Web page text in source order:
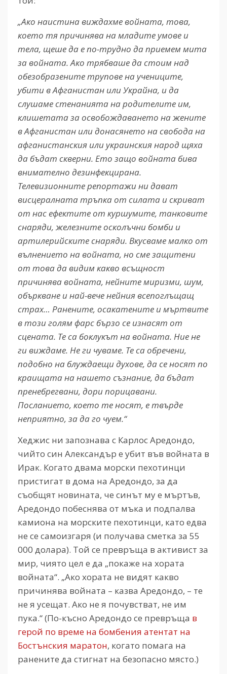
„Ако наистина виждахме войната, това,
което тя причинява на младите умове и
тела, щеше да е по-трудно да приемем мита
за войната. Ако трябваше да стоим над
обезобразените трупове на учениците,
убити в Афганистан или Украйна, и да
слушаме стенанията на родителите им,
клишетата за освобождаването на жените
в Афганистан или донасянето на свобода на
афганистанския или украинския народ щяха
да бъдат скверни. Ето защо войната бива
внимателно дезинфекцирана.
Телевизионните репортажи ни дават
висцералната тръпка от силата и скриват
от нас ефектите от куршумите, танковите
снаряди, железните осколъчни бомби и
артилерийските снаряди. Вкусваме малко от
вълнението на войната, но сме защитени
от това да видим какво всъщност
причинява войната, нейните миризми, шум,
объркване и най-вече нейния всепоглъщащ
страх… Ранените, осакатените и мъртвите
в този голям фарс бързо се изнасят от
сцената. Те са боклукът на войната. Ние не
ги виждаме. Не ги чуваме. Те са обречени,
подобно на блуждаещи духове, да се носят по
краищата на нашето съзнание, да бъдат
пренебрегвани, дори порицавани.
Посланието, което те носят, е твърде
неприятно, за да го чуем.“
Хеджис ни запознава с Карлос Аредондо,
чийто син Александър е убит във войната в
Ирак. Когато двама морски пехотинци
пристигат в дома на Аредондо, за да
съобщят новината, че синът му е мъртъв,
Аредондо побеснява от мъка и подпалва
камиона на морските пехотинци, като едва
не се самоизгаря (и получава сметка за 55
000 долара). Той се превръща в активист за
мир, чиято цел е да „покаже на хората
войната“. „Ако хората не видят какво
причинява войната – казва Аредондо, – те
не я усещат. Ако не я почувстват, не им
пука.“ (По-късно Аредондо се превръща в
герой по време на бомбения атентат на
Бостънския маратон, когато помага на
ранените да стигнат на безопасно място.)